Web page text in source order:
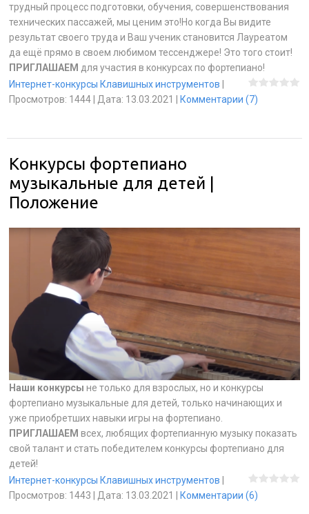
трудный процесс подготовки, обучения, совершенствования
технических пассажей, мы ценим это!Но когда Вы видите
результат своего труда и Ваш ученик становится Лауреатом
да ещё прямо в своем любимом тессенджере! Это того стоит!
ПРИГЛАШАЕМ для участия в конкурсах по фортепиано!
Интернет-конкурсы Клавишных инструментов |
Просмотров: 1444| Дата: 13.03.2021 | Комментарии (7)
Конкурсы фортепиано
музыкальные для детей |
Положение
Наши конкурсы не только для взрослых, но и конкурсы
фортепиано музыкальные для детей, только начинающих и
уже приобретших навыки игры на фортепиано.
ПРИГЛАШАЕМ всех, любящих фортепианную музыку показать
свой талант и стать победителем конкурсы фортепиано для
детей!
Интернет-конкурсы Клавишных инструментов
Просмотров: 1443 Дата: 13.03.2021 Комментарии (6)